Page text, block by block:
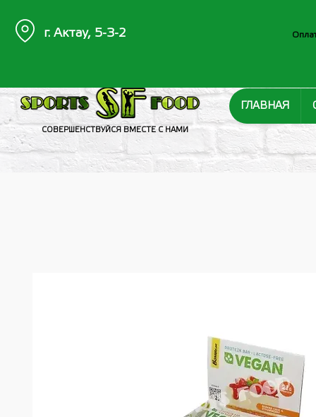
СОВЕРШЕНСТВУЙСЯ ВМЕСТЕ С НАМИ
ГЛАВНАЯ
г. Актау, 5-3-2